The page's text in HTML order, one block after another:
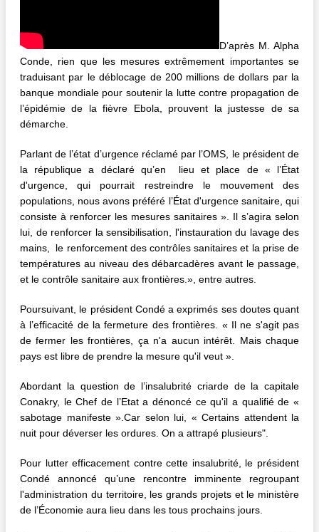
D’après M. Alpha
Conde, rien que les mesures extrêmement importantes se
traduisant par le déblocage de 200 millions de dollars par la
banque mondiale pour soutenir la lutte contre propagation de
l’épidémie de la fièvre Ebola, prouvent la justesse de sa
démarche.
Parlant de l’état d’urgence réclamé par l’OMS, le président de
la république a déclaré qu’en lieu et place de « l’État
d'urgence, qui pourrait restreindre le mouvement des
populations, nous avons préféré l’État d'urgence sanitaire, qui
consiste à renforcer les mesures sanitaires ». Il s’agira selon
lui, de renforcer la sensibilisation, l'instauration du lavage des
mains, le renforcement des contrôles sanitaires et la prise de
températures au niveau des débarcadères avant le passage,
et le contrôle sanitaire aux frontières.», entre autres.
Poursuivant, le président Condé a exprimés ses doutes quant
à l’efficacité de la fermeture des frontières. « Il ne s'agit pas
de fermer les frontières, ça n'a aucun intérêt. Mais chaque
pays est libre de prendre la mesure qu'il veut ».
Abordant la question de l’insalubrité criarde de la capitale
Conakry, le Chef de l’Etat a dénoncé ce qu'il a qualifié de «
sabotage manifeste ».Car selon lui, « Certains attendent la
nuit pour déverser les ordures. On a attrapé plusieurs".
Pour lutter efficacement contre cette insalubrité, le président
Condé annoncé qu’une rencontre imminente regroupant
l'administration du territoire, les grands projets et le ministère
de l’Économie aura lieu dans les tous prochains jours.